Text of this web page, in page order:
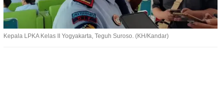
Kepala LPKA Kelas II Yogyakarta, Teguh Suroso. (KH/Kandar)